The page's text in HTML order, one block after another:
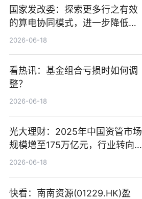
国家发改委：探索更多行之有效
的算电协同模式，进一步降低网
络传输时延_最资讯
2026-06-18
看热讯：基金组合亏损时如何调
整？
2026-06-18
光大理财：2025年中国资管市场
规模增至175万亿元，行业转向
“量质并重”
2026-06-18
快看：南南资源(01229.HK)盈